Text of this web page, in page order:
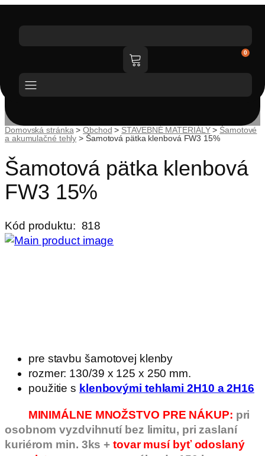
0
Domovská stránka >Obchod > STAVEBNÉ MATERIÁLY> Šamotové
a akumulačné tehly > Šamotová pätka klenbová FW3 15%
Šamotová pätka klenbová
FW3 15%
Kód produktu: 818
pre stavbu šamotovej klenby
rozmer: 130/39 x 125 x 250 mm.
použitie s klenbovými tehlami 2H10 a 2H16
MINIMÁLNE MNOŽSTVO PRE NÁKUP: pri
osobnom vyzdvihnutí bez limitu, pri zaslaní
kuriérom min. 3ks + tovar musí byť odoslaný